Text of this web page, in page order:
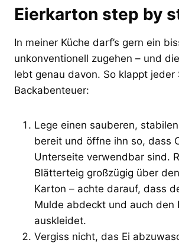
Eierkarton step by
In meiner Küche darf’s gern ein
unkonventionell zugehen – und
lebt genau davon. So klappt jeder
Backabenteuer:
Lege einen sauberen,
bereit und öffne ihn so, dass
Unterseite verwendbar sind.
Blätterteig großzügig über
Karton – achte darauf, dass
Mulde abdeckt und auch den
auskleidet.
Vergiss nicht, das Ei